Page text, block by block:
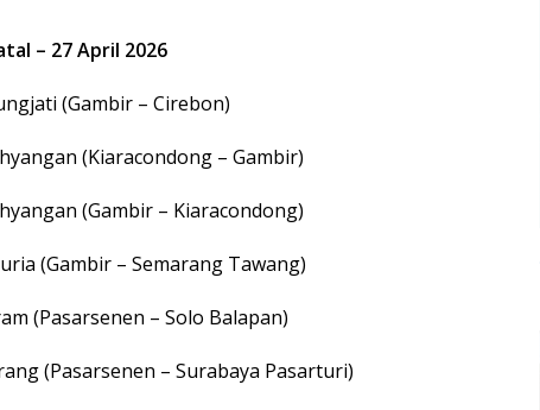
– 27 April 2026
(Gambir – Cirebon)
(Kiaracondong – Gambir)
(Gambir – Kiaracondong)
(Gambir – Semarang Tawang)
(Pasarsenen – Solo Balapan)
(Pasarsenen – Surabaya Pasarturi)